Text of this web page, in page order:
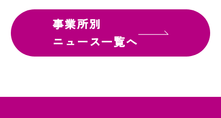
事業所別
ニュース一覧へ